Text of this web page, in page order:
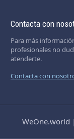
Contacta con
Para más
profesionales no
atenderte.
Contacta con
WeOne.world |